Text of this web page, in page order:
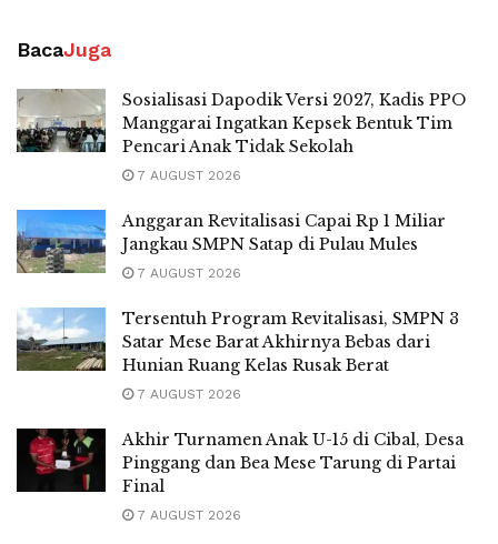
BacaJuga
Sosialisasi Dapodik Versi 2027, Kadis PPO
Manggarai Ingatkan Kepsek Bentuk Tim
Pencari Anak Tidak Sekolah
7 AUGUST 2026
Anggaran Revitalisasi Capai Rp 1 Miliar
Jangkau SMPN Satap di Pulau Mules
7 AUGUST 2026
Tersentuh Program Revitalisasi, SMPN 3
Satar Mese Barat Akhirnya Bebas dari
Hunian Ruang Kelas Rusak Berat
7 AUGUST 2026
Akhir Turnamen Anak U-15 di Cibal, Desa
Pinggang dan Bea Mese Tarung di Partai
Final
7 AUGUST 2026